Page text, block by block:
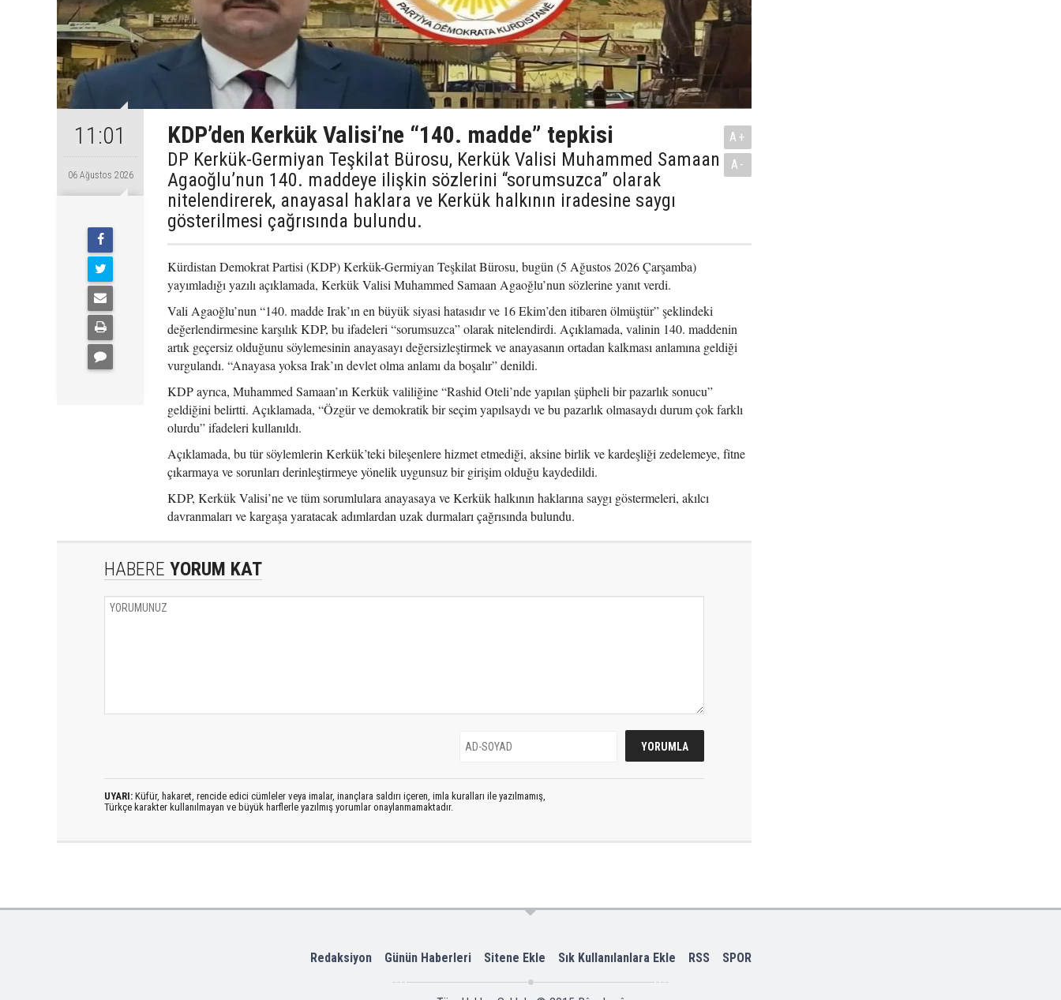
11:01
06 Ağustos 2026
KDP’den Kerkük Valisi’ne “140. madde” tepkisi
DP Kerkük-Germiyan Teşkilat Bürosu, Kerkük Valisi Muhammed Samaan
Agaoğlu’nun 140. maddeye ilişkin sözlerini “sorumsuzca” olarak
nitelendirerek, anayasal haklara ve Kerkük halkının iradesine saygı
gösterilmesi çağrısında bulundu.
A+
A-
Kürdistan Demokrat Partisi (KDP) Kerkük-Germiyan Teşkilat Bürosu, bugün (5 Ağustos 2026 Çarşamba)
yayımladığı yazılı açıklamada, Kerkük Valisi Muhammed Samaan Agaoğlu’nun sözlerine yanıt verdi.
Vali Agaoğlu’nun “140. madde Irak’ın en büyük siyasi hatasıdır ve 16 Ekim’den itibaren ölmüştür” şeklindeki
değerlendirmesine karşılık KDP, bu ifadeleri “sorumsuzca” olarak nitelendirdi. Açıklamada, valinin 140. maddenin
artık geçersiz olduğunu söylemesinin anayasayı değersizleştirmek ve anayasanın ortadan kalkması anlamına geldiği
vurgulandı. “Anayasa yoksa Irak’ın devlet olma anlamı da boşalır” denildi.
KDP ayrıca, Muhammed Samaan’ın Kerkük valiliğine “Rashid Oteli’nde yapılan şüpheli bir pazarlık sonucu”
geldiğini belirtti. Açıklamada, “Özgür ve demokratik bir seçim yapılsaydı ve bu pazarlık olmasaydı durum çok farklı
olurdu” ifadeleri kullanıldı.
Açıklamada, bu tür söylemlerin Kerkük’teki bileşenlere hizmet etmediği, aksine birlik ve kardeşliği zedelemeye, fitne
çıkarmaya ve sorunları derinleştirmeye yönelik uygunsuz bir girişim olduğu kaydedildi.
KDP, Kerkük Valisi’ne ve tüm sorumlulara anayasaya ve Kerkük halkının haklarına saygı göstermeleri, akılcı
davranmaları ve kargaşa yaratacak adımlardan uzak durmaları çağrısında bulundu.
HABERE YORUM KAT
UYARI: Küfür, hakaret, rencide edici cümleler veya imalar, inançlara saldırı içeren, imla kuralları ile yazılmamış,
Türkçe karakter kullanılmayan ve büyük harflerle yazılmış yorumlar onaylanmamaktadır.
Redaksiyon Günün Haberleri Sitene Ekle Sık Kullanılanlara Ekle RSS SPOR